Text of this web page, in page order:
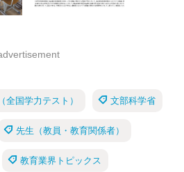
国学力テスト） 文部科学省
先生（教員・教育関係者）
教育業界トピックス